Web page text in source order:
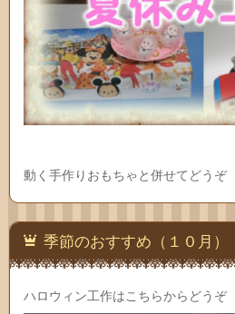
動く手作りおもちゃと併せてどうぞ
季節のおすすめ（１０月）
ハロウィン工作はこちらからどうぞ